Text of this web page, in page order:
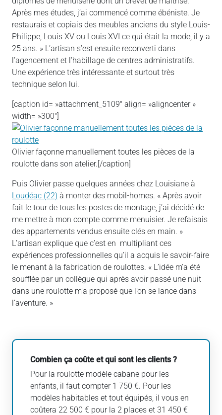
Après mes études, j’ai commencé comme ébéniste. Je
restaurais et copiais des meubles anciens du style Louis-
Philippe, Louis XV ou Louis XVI ce qui était la mode, il y a
25 ans. » L’artisan s’est ensuite reconverti dans
l’agencement et l’habillage de centres administratifs.
Une expérience très intéressante et surtout très
technique selon lui.
[caption id= »attachment_5109″ align= »aligncenter »
width= »300″]
Olivier façonne manuellement toutes les pièces de la
roulotte dans son atelier.[/caption]
Puis Olivier passe quelques années chez Louisiane à
Loudéac (22) à monter des mobil-homes. « Après avoir
fait le tour de tous les postes de montage, j’ai décidé de
me mettre à mon compte comme menuisier. Je refaisais
des appartements vendus ensuite clés en main. »
L’artisan explique que c’est en multipliant ces
expériences professionnelles qu’il a acquis le savoir-faire
le menant à la fabrication de roulottes. « L’idée m’a été
soufflée par un collègue qui après avoir passé une nuit
dans une roulotte m’a proposé que l’on se lance dans
l’aventure. »
Combien ça coûte et qui sont les clients ?
Pour la roulotte modèle cabane pour les
enfants, il faut compter 1 750 €. Pour les
modèles habitables et tout équipés, il vous en
coûtera 22 500 € pour la 2 places et 31 450 €